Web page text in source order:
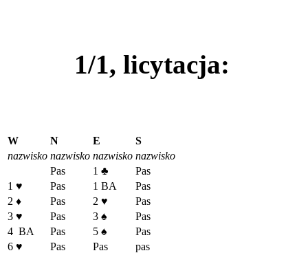
1/1, licytacja:
W N E
S
nazwisko nazwisko nazwisko nazwisko
Pas
1 ♣
Pas
1 ♥ Pas 1 BA
Pas
2 ♦ Pas 2 ♥
Pas
3 ♥ Pas 3 ♠
Pas
4 BA
Pas 5 ♠
Pas
6 ♥ Pas Pas pas